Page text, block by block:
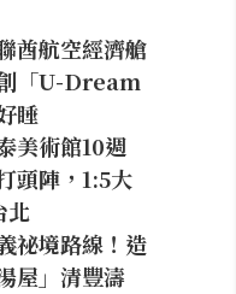
酋航空經濟艙
「U-Dream
睡
美術館10週
頭陣，1:5大
北
祕境路線！造
屋」清豐濤